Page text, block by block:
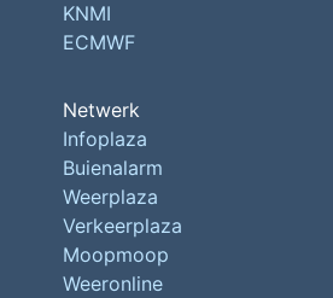
KNMI
ECMWF
Netwerk
Infoplaza
Buienalarm
Weerplaza
Verkeerplaza
Moopmoop
Weeronline